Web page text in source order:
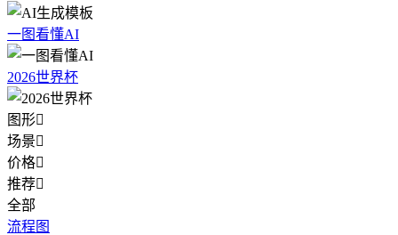
一图看懂AI
2026世界杯
图形
场景
价格
推荐
全部
流程图